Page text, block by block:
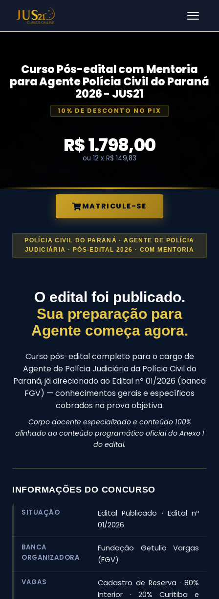
Curso Pós-edital com Mentoria
para Agente Polícia Civil do Paraná
2026 - JUS21
10% DE DESCONTO NO PIX
R$ 1.798,00
ou 12 x R$ 149,83
MATRICULE-SE
POLÍCIA CIVIL DO PARANÁ · AGENTE DE POLÍCIA
JUDICIÁRIA · PÓS-EDITAL 2026 · COM MENTORIA
O edital foi publicado.
Sua preparação para
Agente começa agora.
Curso pós-edital completo para o cargo de
Agente de Polícia Judiciária da Polícia Civil do
Paraná, já direcionado ao Edital nº 01/2026 (banca
FGV) — conhecimentos gerais e específicos
cobrados na prova objetiva.
Corpo docente especializado e conteúdo 100%
alinhado ao conteúdo programático oficial do Anexo I
do edital.
INFORMAÇÕES DO CONCURSO
SITUAÇÃO
Edital Publicado · Edital nº
01/2026
BANCA
ORGANIZADORA
Fundação Getulio Vargas
(FGV)
VAGAS
Cadastro de Reserva · 80%
Interior · 20% Curitiba e